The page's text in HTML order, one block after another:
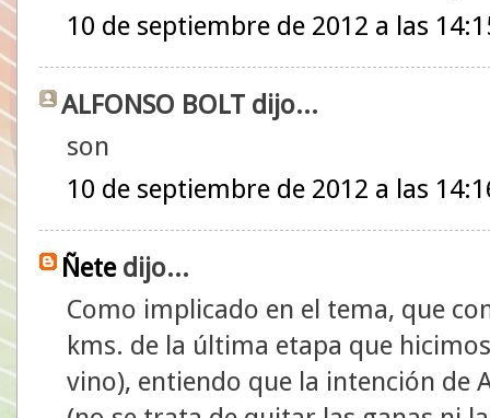
10 de septiembre de 2012 a las
ALFONSO BOLT dijo...
son
10 de septiembre de 2012 a las
Ñetedijo...
Como implicado en el tema, que
kms. de la última etapa que
vino), entiendo que la intención de